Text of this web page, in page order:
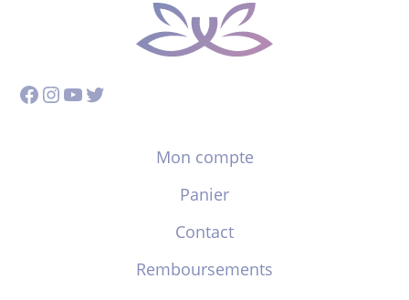
Facebook
Instagram
YouTube
Twitter
Mon compte
Panier
Contact
Remboursements